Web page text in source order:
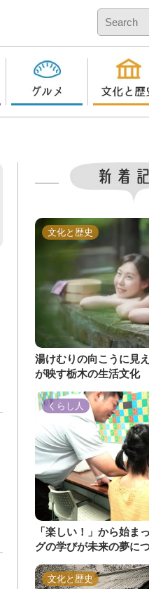
文化と歴史
湯けむりの向こうに見
が映す栃木の生活文化
くらし人
「楽しい！」から始ま
グの学びが未来の夢に
文化と歴史